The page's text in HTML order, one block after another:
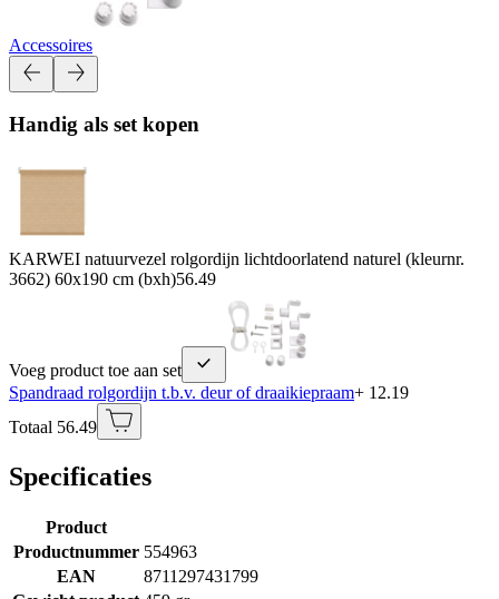
Accessoires
Handig als set kopen
KARWEI natuurvezel rolgordijn lichtdoorlatend naturel (kleurnr.
3662) 60x190 cm (bxh)56.49
Voeg product toe aan set
Spandraad rolgordijn t.b.v. deur of draaikiepraam+ 12.19
Totaal 56.49
Specificaties
Product
Productnummer 554963
EAN
8711297431799